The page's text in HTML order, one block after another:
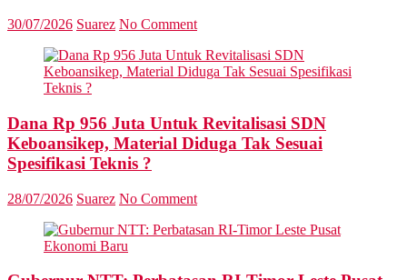
30/07/2026 Suarez No Comment
Dana Rp 956 Juta Untuk Revitalisasi SDN
Keboansikep, Material Diduga Tak Sesuai
Spesifikasi Teknis ?
28/07/2026 Suarez No Comment